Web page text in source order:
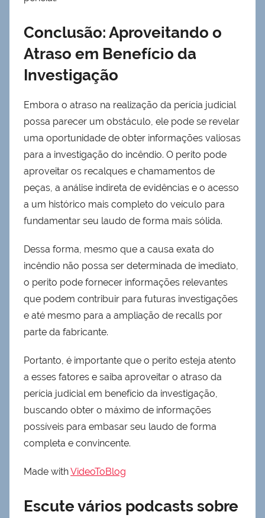
Conclusão: Aproveitando o
Atraso em Benefício da
Investigação
Embora o atraso na realização da perícia judicial
possa parecer um obstáculo, ele pode se revelar
uma oportunidade de obter informações valiosas
para a investigação do incêndio. O perito pode
aproveitar os recalques e chamamentos de
peças, a análise indireta de evidências e o acesso
a um histórico mais completo do veículo para
fundamentar seu laudo de forma mais sólida.
Dessa forma, mesmo que a causa exata do
incêndio não possa ser determinada de imediato,
o perito pode fornecer informações relevantes
que podem contribuir para futuras investigações
e até mesmo para a ampliação de recalls por
parte da fabricante.
Portanto, é importante que o perito esteja atento
a esses fatores e saiba aproveitar o atraso da
perícia judicial em benefício da investigação,
buscando obter o máximo de informações
possíveis para embasar seu laudo de forma
completa e convincente.
Made withVideoToBlog
Escute vários podcasts sobre